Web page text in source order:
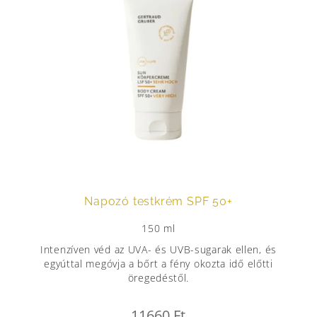
Napozó testkrém SPF 50+
150 ml
Intenzíven véd az UVA- és UVB-sugarak ellen, és
egyúttal megóvja a bőrt a fény okozta idő előtti
öregedéstől.